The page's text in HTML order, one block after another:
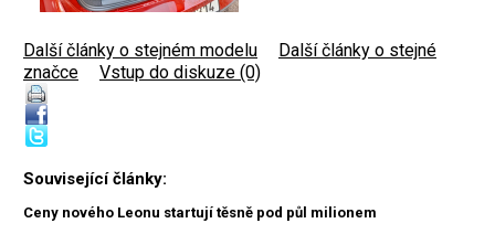
Další články o stejném modelu
Další články o stejné
značce
Vstup do diskuze (0)
Související články:
Ceny nového Leonu startují těsně pod půl milionem